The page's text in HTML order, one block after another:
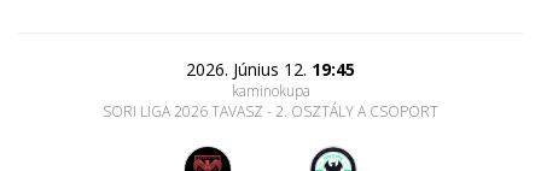
2026. Június 12. 19:45
kaminokupa
SORI LIGA 2026 TAVASZ - 2. OSZTÁLY A CSOPORT